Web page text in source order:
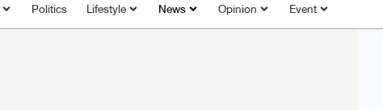
Politics Lifestyle News Opinion Event